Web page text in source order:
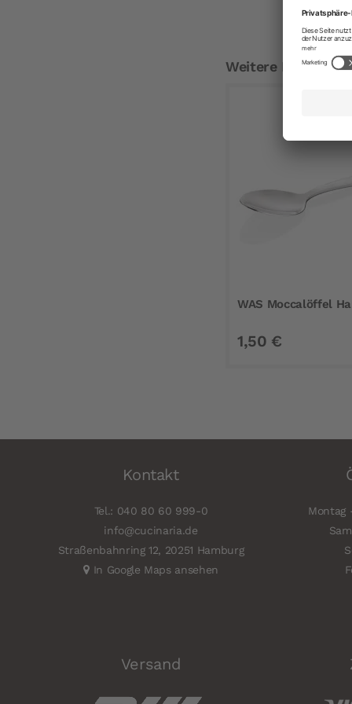
Weitere
WAS Moccalöffel
1,50 €
Kontakt
Tel.: 040 80 60 999-0
info@cucinaria.de
Straßenbahnring 12, 20251 Hamburg
In Google Maps ansehen
Montag
Versand